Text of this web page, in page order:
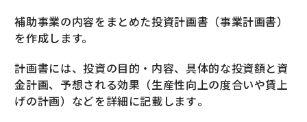
補助事業の内容をまとめた投資計画書（事業計画書）
を作成します。
計画書には、投資の目的・内容、具体的な投資額と資
金計画、予想される効果（生産性向上の度合いや賃上
げの計画）などを詳細に記載します​。